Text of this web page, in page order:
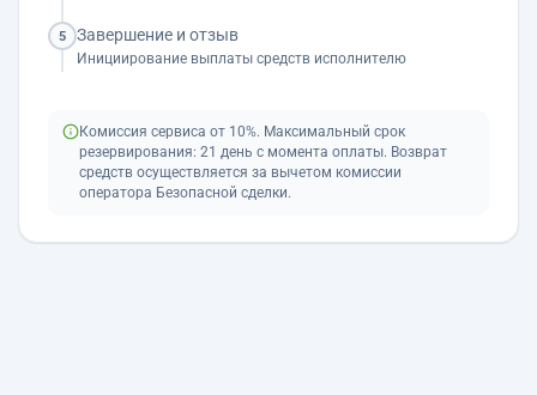
5 Завершение и отзыв
Инициирование выплаты средств исполнителю
Комиссия сервиса от 10%. Максимальный срок
резервирования: 21 день с момента оплаты. Возврат
средств осуществляется за вычетом комиссии
оператора Безопасной сделки.